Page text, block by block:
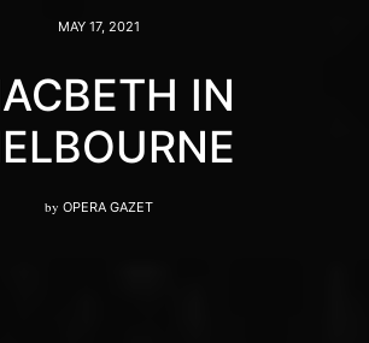
MAY 17, 2021
IN
by OPERA GAZET